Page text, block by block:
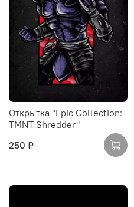
Открытка "Epic Collection:
TMNT Shredder"
250 ₽